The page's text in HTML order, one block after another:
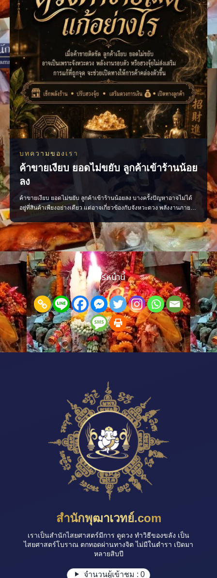
บทความของเรา
ค้าขายเงียบ ยอดไม่ขยับ ลูกค้าเข้าร้านน้อย
ลง
ค้าขายเงียบ ยอดไม่ขยับ ลูกค้าเข้าร้านน้อยลง บางครั้งปัญหาอาจไม่ได้
อยู่ที่สินค้าเพียงอย่างเดียว แต่อาจเกี่ยวข้องกับจังหวะดวง พลังงานภายใน
ร้าน หรือการจัดวางที่ยังไม่ส่งเสริมการค้า ลองเริ่มจากการตรวจพลังร้าน
ปรับฮวงจุ้ย เสริมจุดรับทรัพย์ และจัดพื้นที่ให้เปิดรับลูกค้ามากขึ้น เมื่อแก้
ได้ตรงจุด การค้าขายก
แชร์หน้านี้
สำนักพุฒาเวทย์.com
เราเป็นสำนักไสยศาสตร์มีการ ดูดวง ทำวิธีของขลัง เป็น
ไสยศาสตร์โบราณ ตกทอดผ่านทางจิต ไม่มีในตำรา เปิดมา
หลายสิบปี
จำนวนผู้เข้าชม : 0